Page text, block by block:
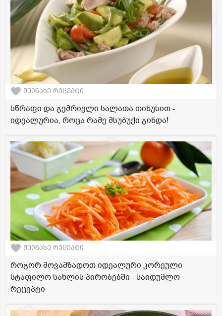
შეინახე რეცეპტი
სწრაფი და გემრიელი სალათა თინუსით -
იდეალურია, როცა რამე მსუბუქი გინდა!
შეინახე რეცეპტი
როგორ მოვამზადოთ იდეალური კორეული
სტაფილო სახლის პირობებში - საიდუმლო
რეცეპტი